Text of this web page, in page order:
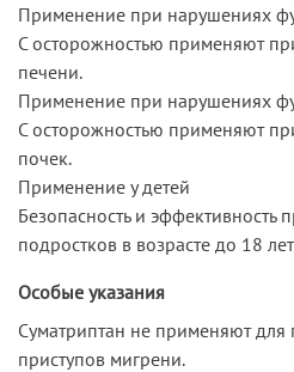
Применение при нарушениях
С осторожностью применяют
печени.
Применение при нарушениях
С осторожностью применяют
почек.
Применение у детей
Безопасность и эффективность
подростков в возрасте до 18
Особые указания
Суматриптан не применяют
приступов мигрени.